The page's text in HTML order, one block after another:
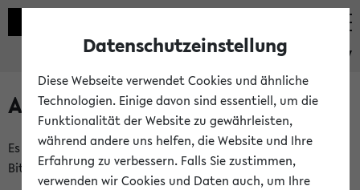
eKVV
Anmeldung am eKVV
Es gibt mehrere Möglichkeiten zur Anmeldung am eKVV.
Bitte wählen Sie die für Sie richtige aus:
Datenschutzeinstellung
Diese Webseite verwendet Cookies und ähnliche
Technologien. Einige davon sind essentiell, um die
Funktionalität der Website zu gewährleisten,
während andere uns helfen, die Website und Ihre
Erfahrung zu verbessern. Falls Sie zustimmen,
verwenden wir Cookies und Daten auch, um Ihre